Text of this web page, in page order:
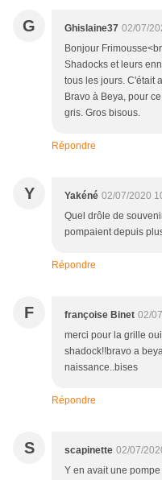
G Ghislaine37 02/07/
Bonjour
Shadocks et leurs
tous les jours. C'était
Bravo à Beya, pour
gris. Gros bisous.
Répondre
Y Yakéné 02/07/2020
Quel drôle de
pompaient depuis
Répondre
F françoise Binet 02/
merci pour la grille
shadock!!bravo a
naissance..bises
Répondre
S scapinette 02/07/
Y en avait une